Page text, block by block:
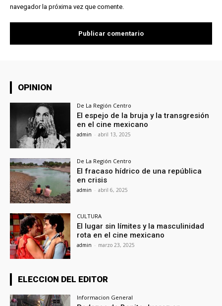
navegador la próxima vez que comente.
OPINION
De La Región Centro
El espejo de la bruja y la transgresión
en el cine mexicano
admin - abril 13, 2025
De La Región Centro
El fracaso hídrico de una república
en crisis
admin - abril 6, 2025
CULTURA
El lugar sin límites y la masculinidad
rota en el cine mexicano
admin - marzo 23, 2025
ELECCION DEL EDITOR
Informacion General